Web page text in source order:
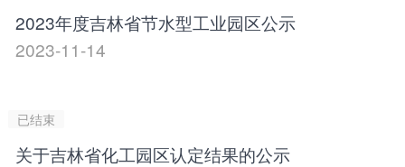
2023年度吉林省节水型工业园区公示
2023-11-14
已结束
关于吉林省化工园区认定结果的公示